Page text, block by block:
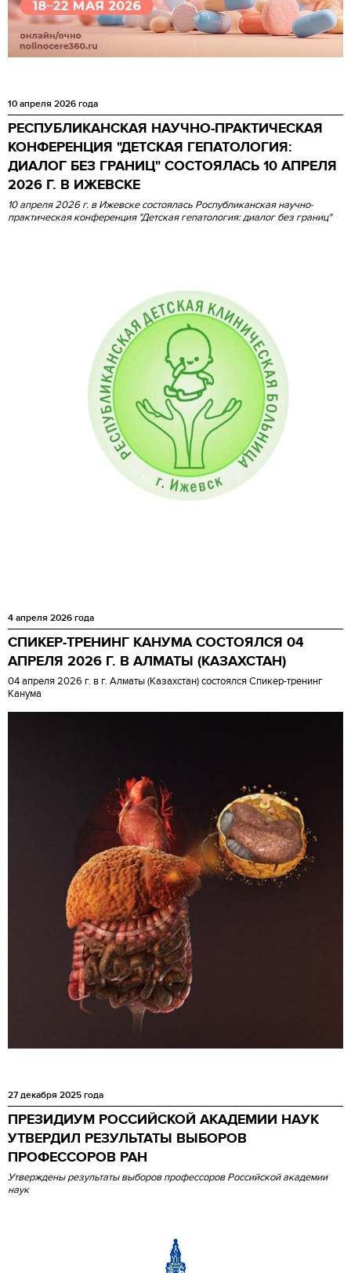
10 апреля 2026 года
РЕСПУБЛИКАНСКАЯ НАУЧНО-ПРАКТИЧЕСКАЯ
КОНФЕРЕНЦИЯ "ДЕТСКАЯ ГЕПАТОЛОГИЯ:
ДИАЛОГ БЕЗ ГРАНИЦ" СОСТОЯЛАСЬ 10 АПРЕЛЯ
2026 Г. В ИЖЕВСКЕ
10 апреля 2026 г. в Ижевске состоялась Роспубликанская научно-
практическая конференция "Детская гепатология: диалог без границ"
4 апреля 2026 года
СПИКЕР-ТРЕНИНГ КАНУМА СОСТОЯЛСЯ 04
АПРЕЛЯ 2026 Г. В АЛМАТЫ (КАЗАХСТАН)
04 апреля 2026 г. в г. Алматы (Казахстан) состоялся Спикер-тренинг
Канума
27 декабря 2025 года
ПРЕЗИДИУМ РОССИЙСКОЙ АКАДЕМИИ НАУК
УТВЕРДИЛ РЕЗУЛЬТАТЫ ВЫБОРОВ
ПРОФЕССОРОВ РАН
Утверждены результаты выборов профессоров Российской академии
наук